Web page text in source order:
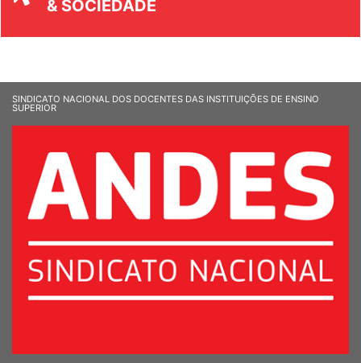
& SOCIEDADE
SINDICATO NACIONAL DOS DOCENTES DAS INSTITUIÇÕES DE ENSINO
SUPERIOR